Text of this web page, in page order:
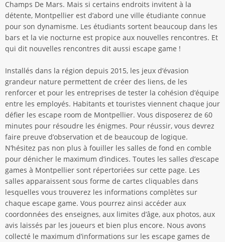
Champs De Mars. Mais si certains endroits invitent à la
détente, Montpellier est d’abord une ville étudiante connue
pour son dynamisme. Les étudiants sortent beaucoup dans les
bars et la vie nocturne est propice aux nouvelles rencontres. Et
qui dit nouvelles rencontres dit aussi escape game !
Installés dans la région depuis 2015, les jeux d’évasion
grandeur nature permettent de créer des liens, de les
renforcer et pour les entreprises de tester la cohésion d’équipe
entre les employés. Habitants et touristes viennent chaque jour
défier les escape room de Montpellier. Vous disposerez de 60
minutes pour résoudre les énigmes. Pour réussir, vous devrez
faire preuve d’observation et de beaucoup de logique.
N’hésitez pas non plus à fouiller les salles de fond en comble
pour dénicher le maximum d’indices. Toutes les salles d’escape
games à Montpellier sont répertoriées sur cette page. Les
salles apparaissent sous forme de cartes cliquables dans
lesquelles vous trouverez les informations complètes sur
chaque escape game. Vous pourrez ainsi accéder aux
coordonnées des enseignes, aux limites d’âge, aux photos, aux
avis laissés par les joueurs et bien plus encore. Nous avons
collecté le maximum d’informations sur les escape games de